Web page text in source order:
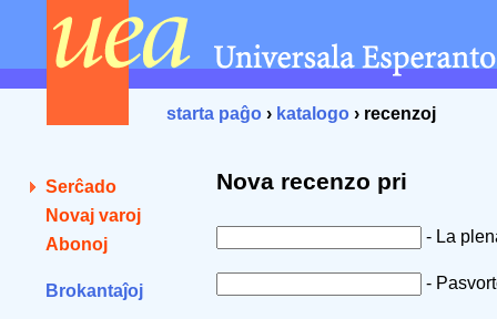
starta paĝo › katalogo › recenzoj
Serĉado
Novaj varoj
Abonoj
Brokantaĵoj
Nova recenzo pri
- La
-